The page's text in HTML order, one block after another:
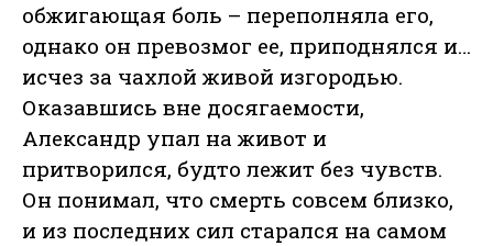
обжигающая боль – переполняла его,
однако он превозмог ее, приподнялся и…
исчез за чахлой живой изгородью.
Оказавшись вне досягаемости,
Александр упал на живот и
притворился, будто лежит без чувств.
Он понимал, что смерть совсем близко,
и из последних сил старался на самом